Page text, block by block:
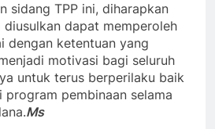
sidang TPP ini, diharapkan
dapat memperoleh
dengan ketentuan yang
motivasi bagi seluruh
untuk terus berperilaku baik
pembinaan selama
Ms